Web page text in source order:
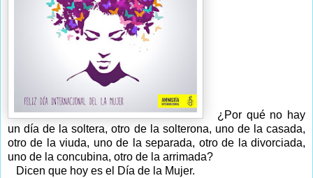
¿Por qué no hay
un día de la soltera, otro de la solterona, uno de la casada,
otro de la viuda, uno de la separada, otro de la divorciada,
uno de la concubina, otro de la arrimada?
Dicen que hoy es el Día de la Mujer.